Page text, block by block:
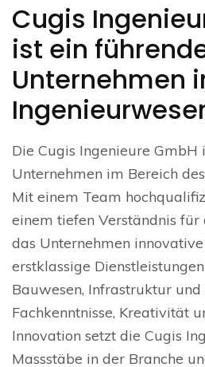
Cugis
ist ein
Unternehmen
Die Cugis Ingenieure GmbH
Unternehmen im Bereich
Mit einem Team
einem tiefen Verständnis
das Unternehmen
erstklassige
Bauwesen, Infrastruktur
Fachkenntnisse, Kreativität
Innovation setzt die Cugis
Massstäbe in der Branche